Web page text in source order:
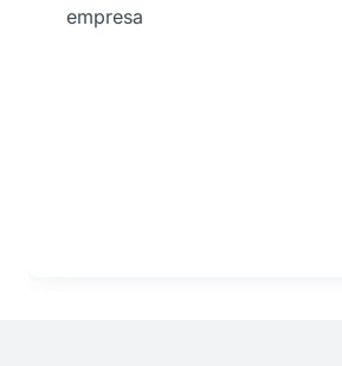
empresa